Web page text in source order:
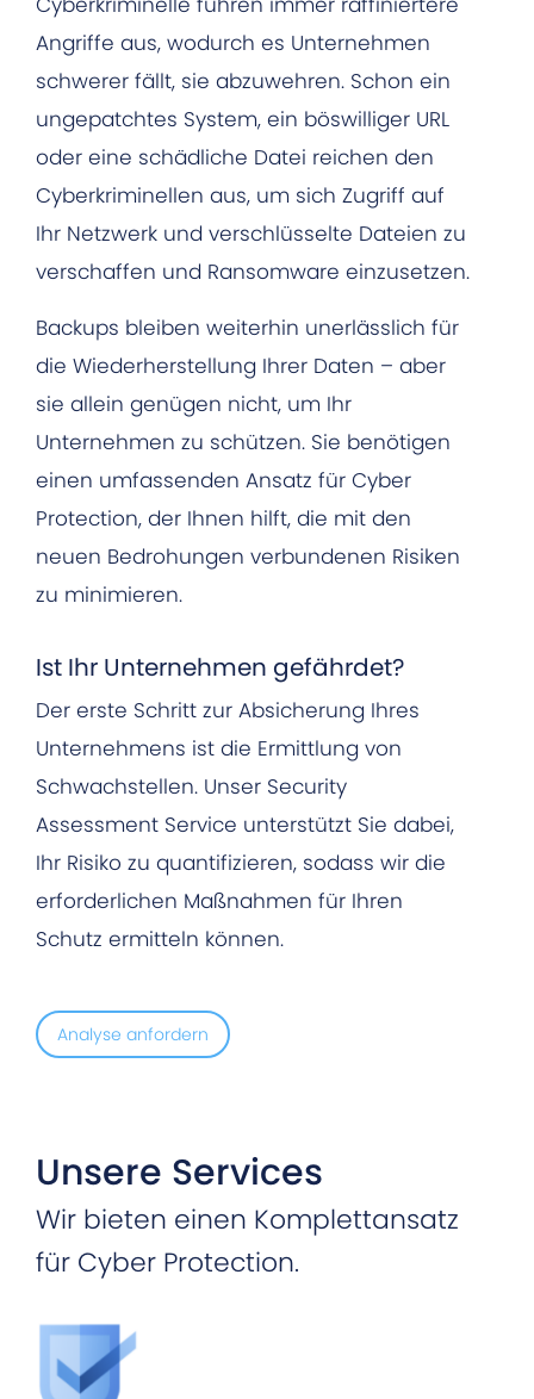
Angriffe aus, wodurch es Unternehmen
schwerer fällt, sie abzuwehren. Schon ein
ungepatchtes System, ein böswilliger URL
oder eine schädliche Datei reichen den
Cyberkriminellen aus, um sich Zugriff auf
Ihr Netzwerk und verschlüsselte Dateien zu
verschaffen und Ransomware einzusetzen.
Backups bleiben weiterhin unerlässlich für
die Wiederherstellung Ihrer Daten – aber
sie allein genügen nicht, um Ihr
Unternehmen zu schützen. Sie benötigen
einen umfassenden Ansatz für Cyber
Protection, der Ihnen hilft, die mit den
neuen Bedrohungen verbundenen Risiken
zu minimieren.
Ist Ihr Unternehmen gefährdet?
Der erste Schritt zur Absicherung Ihres
Unternehmens ist die Ermittlung von
Schwachstellen. Unser Security
Assessment Service unterstützt Sie dabei,
Ihr Risiko zu quantifizieren, sodass wir die
erforderlichen Maßnahmen für Ihren
Schutz ermitteln können.
Analyse anfordern
Unsere Services
Wir bieten einen Komplettansatz
für Cyber Protection.